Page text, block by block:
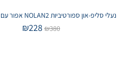
נעלי סליפ-און ספורטיביות NOLAN2 אפור עם נגיעות ורודות
₪380
₪228